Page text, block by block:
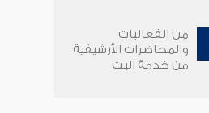
من الفعاليات
والمحاضرات الأرشيفية
من خدمة البث